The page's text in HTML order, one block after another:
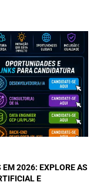
EM 2026: EXPLORE AS
E